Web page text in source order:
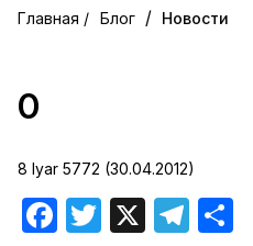
Блог / Новости
0
8 Iyar 5772 (30.04.2012)
Facebook
Twitter Telegram